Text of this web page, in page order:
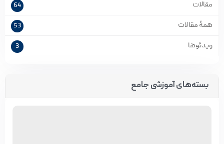
مقالات 64
همۀ مقالات 53
ویدئوها 3
بسته‌های آموزشی جامع